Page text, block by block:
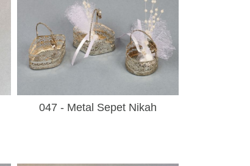
047 - Metal Sepet Nikah